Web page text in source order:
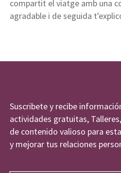
compartit el viatge amb una
agradable i de seguida
Suscribete y recibe
actividades gratuitas,
de contenido valioso para
y mejorar tus relaciones